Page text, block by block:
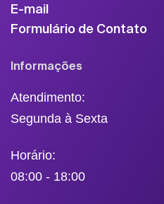
E-mail
Formulário de Contato
Informações
Atendimento:
Segunda à Sexta
Horário:
08:00 - 18:00